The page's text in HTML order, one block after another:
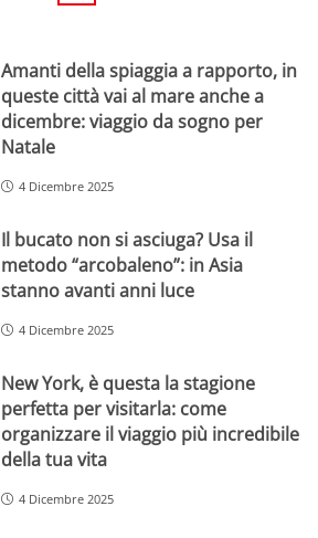
Amanti della spiaggia a rapporto, in
queste città vai al mare anche a
dicembre: viaggio da sogno per
Natale
4 Dicembre 2025
Il bucato non si asciuga? Usa il
metodo “arcobaleno”: in Asia
stanno avanti anni luce
4 Dicembre 2025
New York, è questa la stagione
perfetta per visitarla: come
organizzare il viaggio più incredibile
della tua vita
4 Dicembre 2025